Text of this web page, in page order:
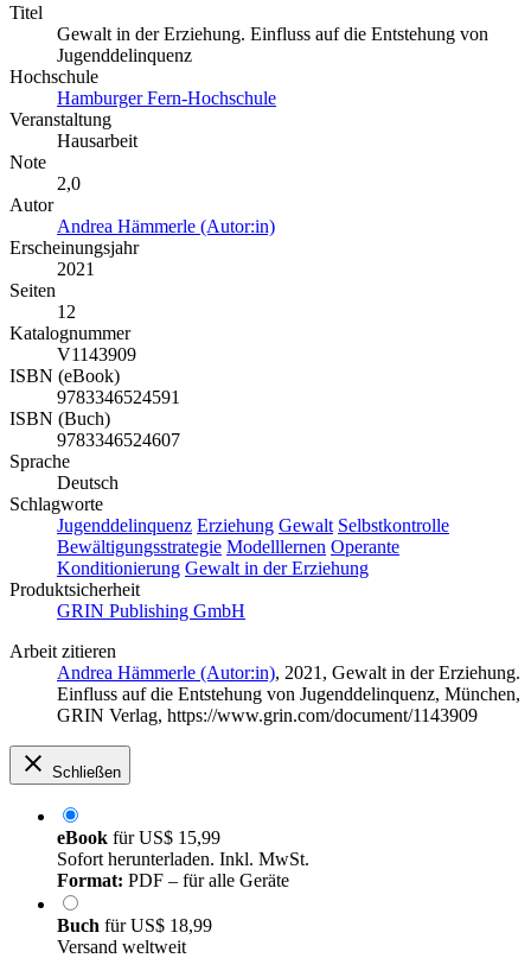
Titel
Gewalt in der Erziehung. Einfluss auf die Entstehung von
Jugenddelinquenz
Hochschule
Hamburger Fern-Hochschule
Veranstaltung
Hausarbeit
Note
2,0
Autor
Andrea Hämmerle (Autor:in)
Erscheinungsjahr
2021
Seiten
12
Katalognummer
V1143909
ISBN (eBook)
9783346524591
ISBN (Buch)
9783346524607
Sprache
Deutsch
Schlagworte
Jugenddelinquenz Erziehung Gewalt Selbstkontrolle
Bewältigungsstrategie Modelllernen Operante
Konditionierung Gewalt in der Erziehung
Produktsicherheit
GRIN Publishing GmbH
Arbeit zitieren
Andrea Hämmerle (Autor:in), 2021, Gewalt in der Erziehung.
Einfluss auf die Entstehung von Jugenddelinquenz, München,
GRIN Verlag, https://www.grin.com/document/1143909
Schließen
eBook fürUS$ 15,99
Sofort herunterladen. Inkl. MwSt.
Format: PDF – für alle Geräte
Buch fürUS$ 18,99
Versand weltweit